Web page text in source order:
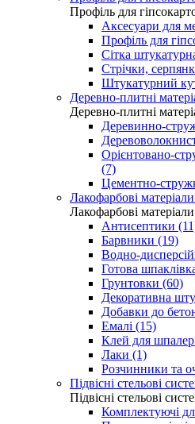
Профіль для
Аксесуари для
Профіль для
Сітка
Стрічки,
Штукатурний
Деревно-плитні
Деревно-плитні
Деревинно-
Орієнтовано-
(7)
Цементно-
Лакофарбові
Лакофарбові
Антисептики
Барвники (19)
Водно-
Готова
Грунтовки (60)
Декоративна
Добавки до
Емалі (15)
Клей для
Лаки (1)
Розчинники та
Підвісні стельові
Підвісні стельові
Комплектуючі